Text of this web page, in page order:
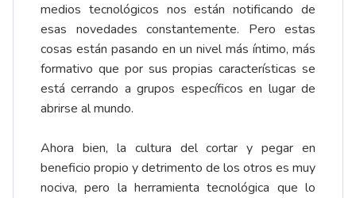
medios tecnológicos nos están notificando de
esas novedades constantemente. Pero estas
cosas están pasando en un nivel más íntimo, más
formativo que por sus propias características se
está cerrando a grupos específicos en lugar de
abrirse al mundo.
Ahora bien, la cultura del cortar y pegar en
beneficio propio y detrimento de los otros es muy
nociva, pero la herramienta tecnológica que lo